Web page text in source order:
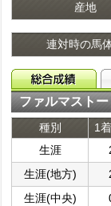
産地
連対時の馬
ファルマスト
種別 1着
生涯
生涯(地方)
生涯(中央)